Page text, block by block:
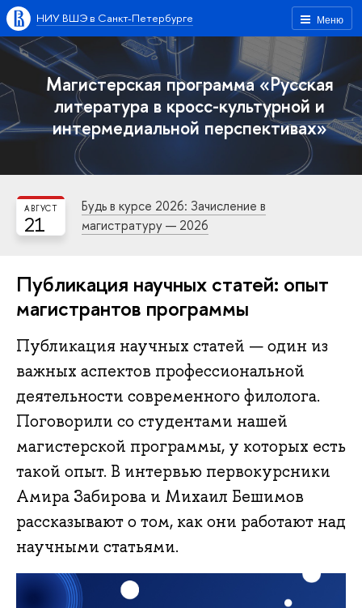
Меню
НИУ ВШЭ в Санкт-Петербурге
Магистерская программа «Русская
литература в кросс-культурной и
интермедиальной перспективах»
21
АВГУСТ
Будь в курсе 2026: Зачисление в
магистратуру — 2026
Публикация научных статей: опыт
магистрантов программы
Публикация научных статей — один из
важных аспектов профессиональной
деятельности современного филолога.
Поговорили со студентами нашей
магистерской программы, у которых есть
такой опыт. В интервью первокурсники
Амира Забирова и Михаил Бешимов
рассказывают о том, как они работают над
научными статьями.